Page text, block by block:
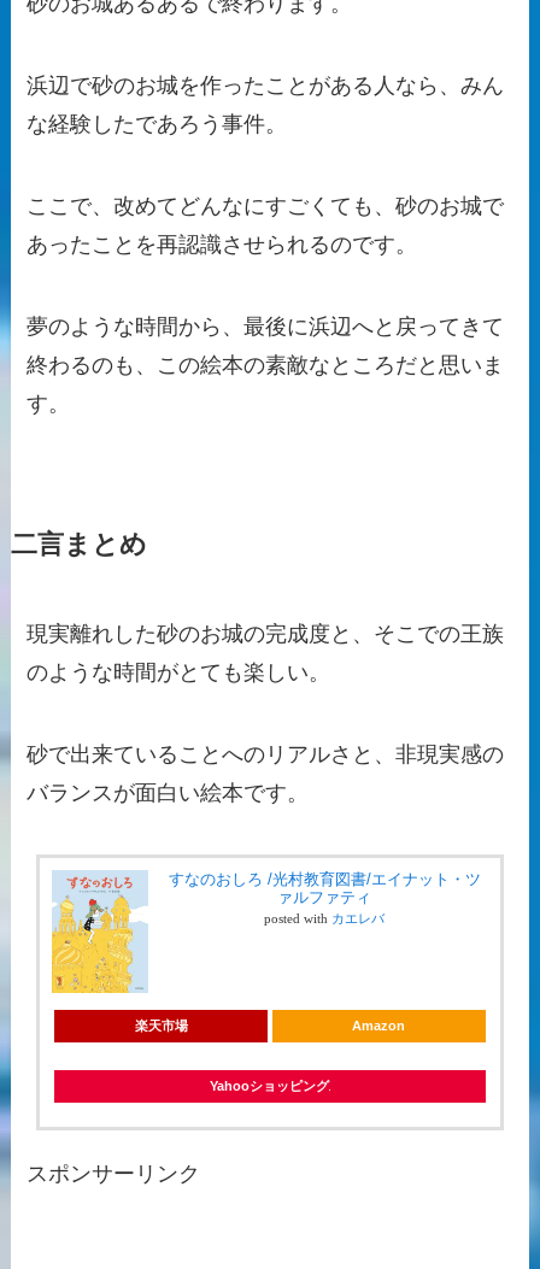
浜辺で砂のお城を作ったことがある人なら、みん
な経験したであろう事件。
ここで、改めてどんなにすごくても、砂のお城で
あったことを再認識させられるのです。
夢のような時間から、最後に浜辺へと戻ってきて
終わるのも、この絵本の素敵なところだと思いま
す。
二言まとめ
現実離れした砂のお城の完成度と、そこでの王族
のような時間がとても楽しい。
砂で出来ていることへのリアルさと、非現実感の
バランスが面白い絵本です。
すなのおしろ /光村教育図書/エイナット・ツ
ァルファティ
posted with カエレバ
楽天市場 Amazon
Yahooショッピング
スポンサーリンク